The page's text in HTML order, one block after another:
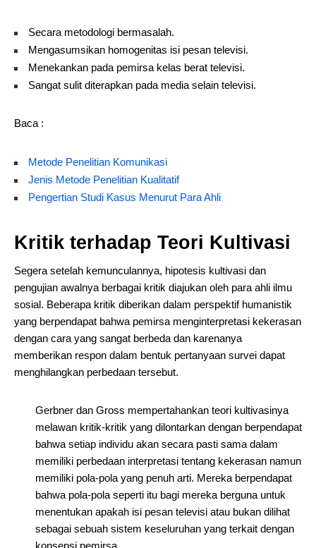
Secara metodologi bermasalah.
Mengasumsikan homogenitas isi pesan televisi.
Menekankan pada pemirsa kelas berat televisi.
Sangat sulit diterapkan pada media selain televisi.
Baca :
Metode Penelitian Komunikasi
Jenis Metode Penelitian Kualitatif
Pengertian Studi Kasus Menurut Para Ahli
Kritik terhadap Teori Kultivasi
Segera setelah kemunculannya, hipotesis kultivasi dan
pengujian awalnya berbagai kritik diajukan oleh para ahli ilmu
sosial. Beberapa kritik diberikan dalam perspektif humanistik
yang berpendapat bahwa pemirsa menginterpretasi kekerasan
dengan cara yang sangat berbeda dan karenanya
memberikan respon dalam bentuk pertanyaan survei dapat
menghilangkan perbedaan tersebut.
Gerbner dan Gross mempertahankan teori kultivasinya
melawan kritik-kritik yang dilontarkan dengan berpendapat
bahwa setiap individu akan secara pasti sama dalam
memiliki perbedaan interpretasi tentang kekerasan namun
memiliki pola-pola yang penuh arti. Mereka berpendapat
bahwa pola-pola seperti itu bagi mereka berguna untuk
menentukan apakah isi pesan televisi atau bukan dilihat
sebagai sebuah sistem keseluruhan yang terkait dengan
konsepsi pemirsa.